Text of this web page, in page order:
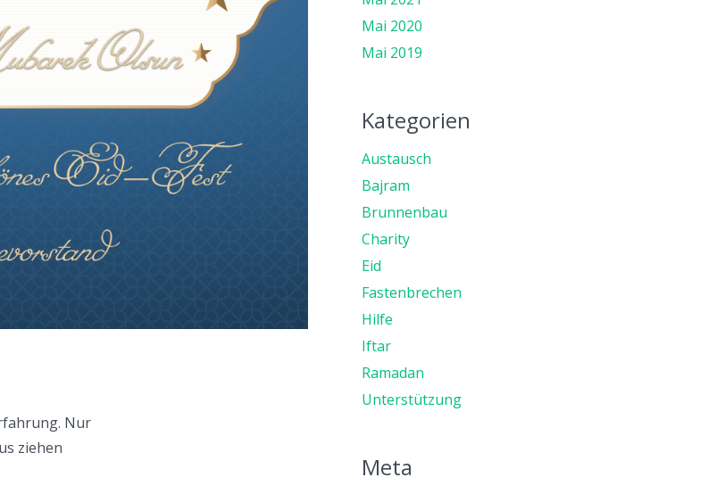
Nur
ziehen
Mai 2020
Mai 2019
Kategorien
Austausch
Bajram
Brunnenbau
Charity
Eid
Fastenbrechen
Hilfe
Iftar
Ramadan
Unterstützung
Meta